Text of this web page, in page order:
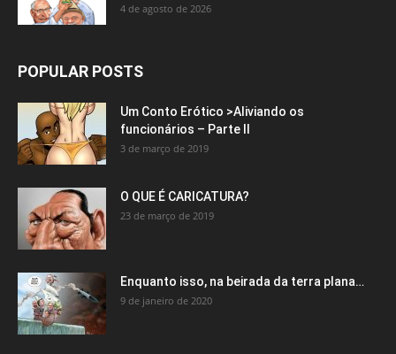
4 de agosto de 2026
POPULAR POSTS
Um Conto Erótico >Aliviando os
funcionários – Parte II
3 de março de 2019
O QUE É CARICATURA?
23 de março de 2019
Enquanto isso, na beirada da terra plana…
9 de janeiro de 2020